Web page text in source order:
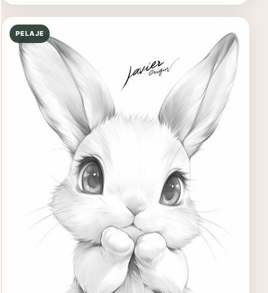
PELAJE